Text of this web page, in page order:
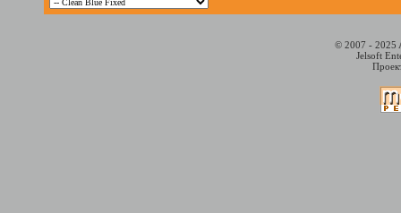
© 2007 - 2025
Jelsoft